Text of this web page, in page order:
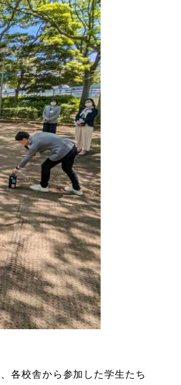
各校舎から参加した学生たち